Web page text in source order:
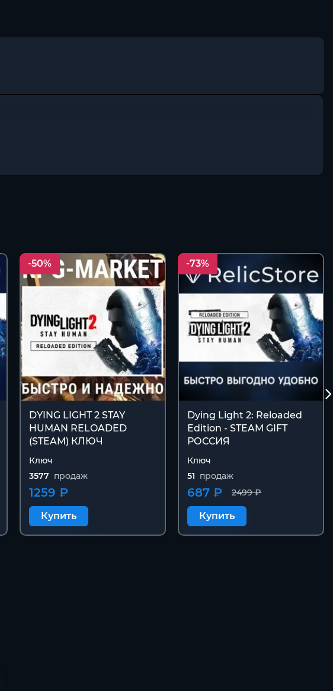
-50%
DYING LIGHT 2 STAY
HUMAN RELOADED
(STEAM) КЛЮЧ
Ключ
3577 продаж
1259 ₽
Купить
-73%
Dying Light 2: Reloaded
Edition - STEAM GIFT
РОССИЯ
Ключ
51 продаж
2499 ₽
687 ₽
Купить